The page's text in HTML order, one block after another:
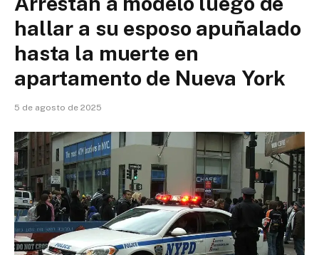
hallar a su esposo apuñalado
hasta la muerte en
apartamento de Nueva York
5 de agosto de 2025